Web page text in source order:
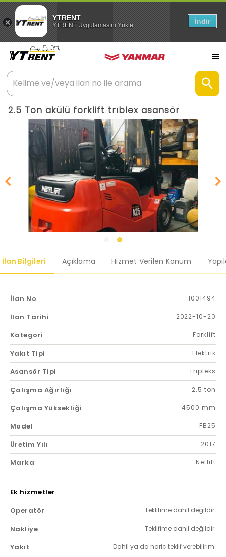
YTRENT
YTRENT Uygulamasını Yükle İndir
2.5 Ton akülü forklift trıblex asansör
İlan Bilgileri Açıklama Hizmet Verilen Konum
İlan No 1001494
İlan Tarihi 2022-10-20
Kategori Forklift
Yakıt Tipi Elektrik
Asansör Tipi Tripleks
Çalışma Ağırlığı 2.5 ton
Çalışma Yüksekliği 4500 mm
Model FB25
Üretim Yılı 2017
Marka Netlift
Ek hizmetler
Operatör
Teklifime dahil değildir.
Nakliye Teklifime dahil değildir.
Yakıt Dahil ya da hariç teklif verebilirim.